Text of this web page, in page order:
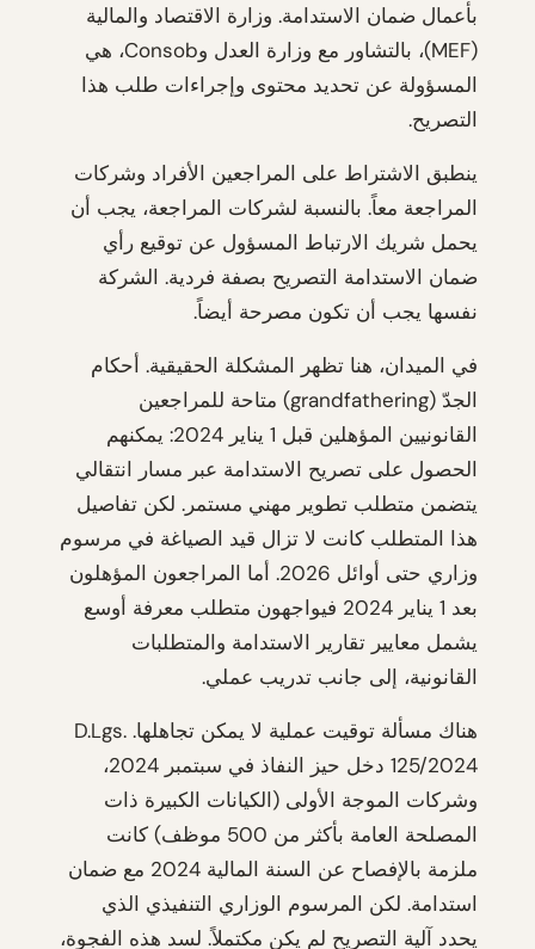
بأعمال ضمان الاستدامة. وزارة الاقتصاد والمالية
(MEF)، بالتشاور مع وزارة العدل وConsob، هي
المسؤولة عن تحديد محتوى وإجراءات طلب هذا
التصريح.
ينطبق الاشتراط على المراجعين الأفراد وشركات
المراجعة معاً. بالنسبة لشركات المراجعة، يجب أن
يحمل شريك الارتباط المسؤول عن توقيع رأي
ضمان الاستدامة التصريح بصفة فردية. الشركة
نفسها يجب أن تكون مصرحة أيضاً.
في الميدان، هنا تظهر المشكلة الحقيقية. أحكام
الجدّ (grandfathering) متاحة للمراجعين
القانونيين المؤهلين قبل 1 يناير 2024: يمكنهم
الحصول على تصريح الاستدامة عبر مسار انتقالي
يتضمن متطلب تطوير مهني مستمر. لكن تفاصيل
هذا المتطلب كانت لا تزال قيد الصياغة في مرسوم
وزاري حتى أوائل 2026. أما المراجعون المؤهلون
بعد 1 يناير 2024 فيواجهون متطلب معرفة أوسع
يشمل معايير تقارير الاستدامة والمتطلبات
القانونية، إلى جانب تدريب عملي.
هناك مسألة توقيت عملية لا يمكن تجاهلها. D.Lgs.
125/2024 دخل حيز النفاذ في سبتمبر 2024،
وشركات الموجة الأولى (الكيانات الكبيرة ذات
المصلحة العامة بأكثر من 500 موظف) كانت
ملزمة بالإفصاح عن السنة المالية 2024 مع ضمان
استدامة. لكن المرسوم الوزاري التنفيذي الذي
يحدد آلية التصريح لم يكن مكتملاً. لسد هذه الفجوة،